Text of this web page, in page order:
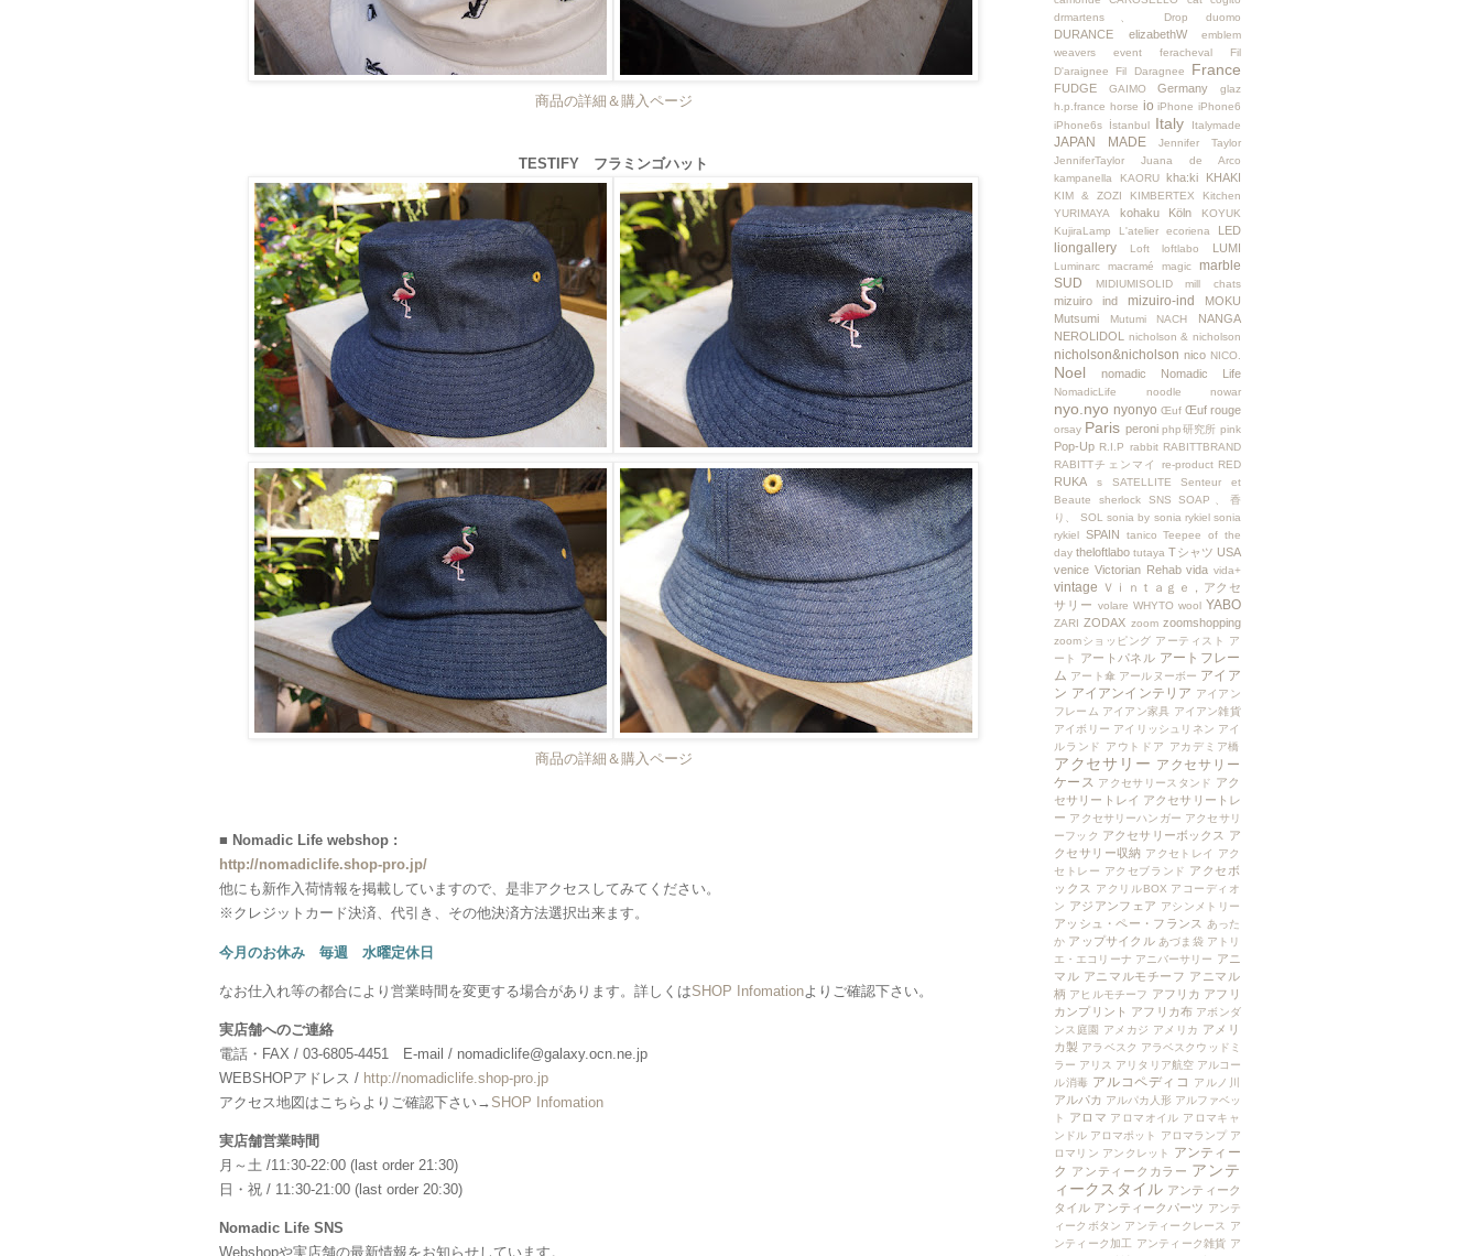
商品の詳細＆購入ページ
TESTIFY フラミンゴハット
商品の詳細＆購入ページ
■ Nomadic Life webshop :
http://nomadiclife.shop-pro.jp/
他にも新作入荷情報を掲載していますので、是非アクセスしてみてください。
※クレジットカード決済、代引き、その他決済方法選択出来ます。
今月のお休み 毎週 水曜定休日
なお仕入れ等の都合により営業時間を変更する場合があります。詳しくはSHOP Infomationよりご確認下さい。
実店舗へのご連絡
電話・FAX / 03-6805-4451 E-mail / nomadiclife@galaxy.ocn.ne.jp
WEBSHOPアドレス / http://nomadiclife.shop-pro.jp
アクセス地図はこちらよりご確認下さい→ SHOP Infomation
実店舗営業時間
月～土 /11:30-22:00 (last order 21:30)
日・祝 / 11:30-21:00 (last order 20:30)
Nomadic Life SNS
Webshopや実店舗の最新情報をお知らせしています。
drmartens、
Drop duomo
DURANCE elizabethW
emblem
weavers
event feracheval
Fil
D'araignee
Fil Daragnee France
FUDGE GAIMO Germany
glaz
h.p.france horse io iPhone iPhone6
iPhone6s
İstanbul Italy Italymade
JAPAN MADE
Jennifer Taylor
JenniferTaylor
Juana de Arco
kampanella
KAORU kha:ki KHAKI
KIM & ZOZI KIMBERTEX
Kitchen
YURIMAYA
kohaku Köln
KOYUK
KujiraLamp
L'atelier ecoriena LED
liongallery Loft loftlabo LUMI
Luminarc macramé magic
marble
SUD
MIDIUMISOLID mill chats
mizuiro ind mizuiro-ind
MOKU
Mutsumi
Mutumi NACH
NANGA
NEROLIDOL
nicholson & nicholson
nicholson&nicholson nico NICO.
Noel nomadic Nomadic Life
NomadicLife noodle nowar
nyo.nyo nyonyo Œuf Œuf rouge
orsay Paris peroni php研究所 pink
Pop-Up R.I.P rabbit RABITTBRAND
RABITTチェンマイ
re-product RED
RUKA s SATELLITE
Senteur et
Beaute
sherlock SNS
SOAP、香
り、
SOL sonia by sonia rykiel sonia
rykiel SPAIN tanico Teepee of the
day theloftlabo tutaya Tシャツ USA
venice Victorian Rehab vida vida+
vintage Ｖｉｎｔａｇｅ，アクセ
サリー volare WHYTO wool YABO
ZARI ZODAX zoom zoomshopping
zoomショッピング アーティスト
ア
ート
アートパネル アートフレー
ム アート傘 アールヌーボー アイア
ン アイアンインテリア アイアン
フレーム アイアン家具 アイアン雑貨
アイボリー アイリッシュリネン アイ
ルランド
アウトドア アカデミア橋
アクセサリー アクセサリー
ケース アクセサリースタンド アク
セサリートレイ アクセサリートレ
ー アクセサリーハンガー アクセサリ
ーフック アクセサリーボックス ア
クセサリー収納 アクセトレイ
アク
セトレー アクセブランド アクセボ
ックス
アクリルBOX アコーディオ
ン アジアンフェア アシンメトリー
アッシュ・ペー・フランス
あった
か アップサイクル あづま袋 アトリ
エ・エコリーナ アニバーサリー アニ
マル アニマルモチーフ アニマル
柄 アヒルモチーフ アフリカ アフリ
カンプリント アフリカ布 アボンダ
ンス庭園
アメカジ アメリカ アメリ
カ製 アラベスク アラベスクウッドミ
ラー アリス アリタリア航空 アルコー
ル消毒 アルコペディコ アルノ川
アルパカ アルパカ人形 アルファベッ
ト
アロマ アロマオイル アロマキャ
ンドル アロマポット アロマランプ ア
ロマリン アンクレット
アンティー
ク アンティークカラー アンテ
ィークスタイル アンティーク
タイル アンティークパーツ アンテ
ィークボタン アンティークレース
ア
ンティーク加工 アンティーク雑貨 ア